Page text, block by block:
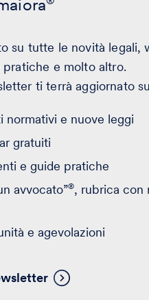
su tutte le novità legali,
pratiche e molto altro.
ti terrà aggiornato
normativi e nuove leggi
gratuiti
e guide pratiche
avvocato”®, rubrica con
e agevolazioni